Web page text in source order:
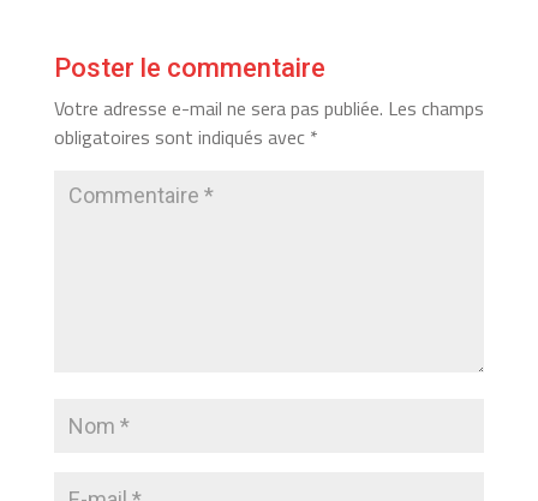
Poster le commentaire
Votre adresse e-mail ne sera pas publiée. Les champs
obligatoires sont indiqués avec *